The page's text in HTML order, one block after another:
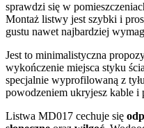
sprawdzi się w
Montaż listwy jest szybki i
gustu nawet najbardziej
Jest to minimalistyczna
wykończenie miejsca styku
specjalnie wyprofilowaną z
powodzeniem ukryjesz kable i
Listwa MD017 cechuje się